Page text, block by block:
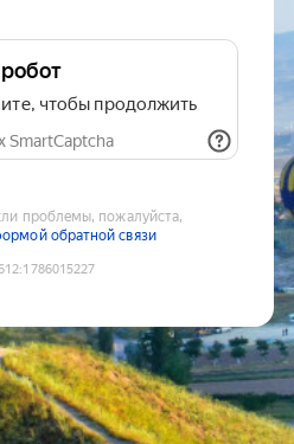
робот
чтобы продолжить
SmartCaptcha
проблемы, пожалуйста,
обратной связи
:1786015227